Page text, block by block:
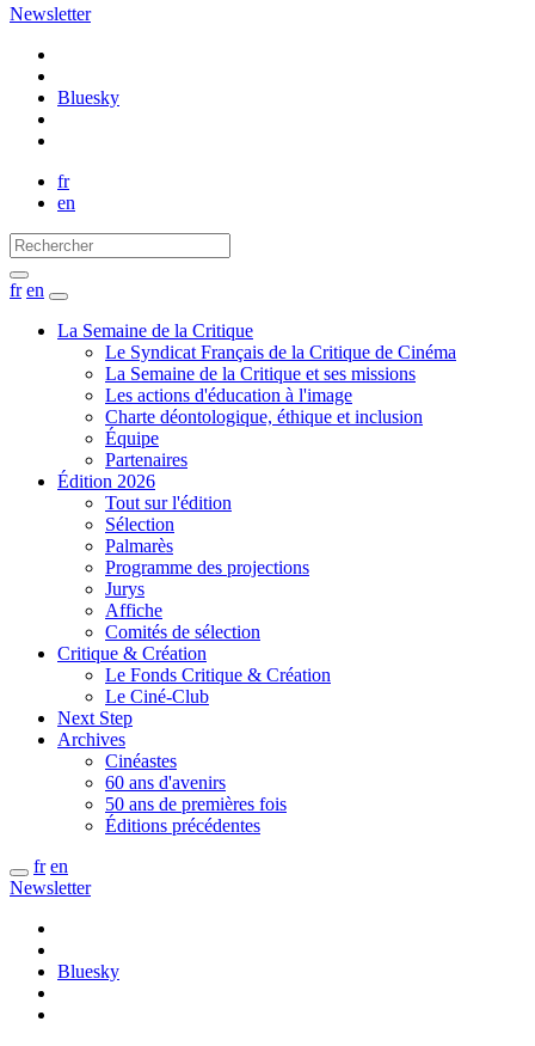
Newsletter
Bluesky
fr
en
fr en
La Semaine de la Critique
Le Syndicat Français de la Critique de Cinéma
La Semaine de la Critique et ses missions
Les actions d'éducation à l'image
Charte déontologique, éthique et inclusion
Équipe
Partenaires
Édition 2026
Tout sur l'édition
Sélection
Palmarès
Programme des projections
Jurys
Affiche
Comités de sélection
Critique & Création
Le Fonds Critique & Création
Le Ciné-Club
Next Step
Archives
Cinéastes
60 ans d'avenirs
50 ans de premières fois
Éditions précédentes
fr en
Newsletter
Bluesky